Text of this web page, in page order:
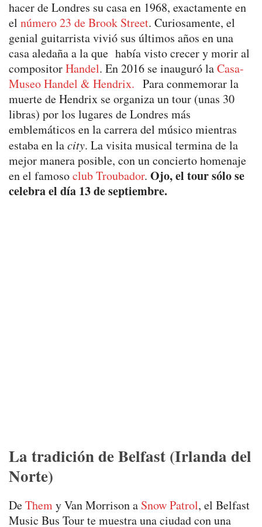
hacer de Londres su casa en 1968, exactamente en
el número 23 de Brook Street. Curiosamente, el
genial guitarrista vivió sus últimos años en una
casa aledaña a la que había visto crecer y morir al
compositorHandel. En 2016 se inauguró laCasa-
Museo Handel & Hendrix. Para conmemorar la
muerte de Hendrix se organiza un tour (unas 30
libras) por los lugares de Londres más
emblemáticos en la carrera del músico mientras
estaba en lacity. La visita musical termina de la
mejor manera posible, con un concierto homenaje
en el famosoclub Troubador. Ojo, el tour sólo se
celebra el día 13 de septiembre.
La tradición de Belfast (Irlanda del
Norte)
DeThemy Van Morrison a Snow Patrol, el Belfast
Music Bus Tour te muestra una ciudad con una